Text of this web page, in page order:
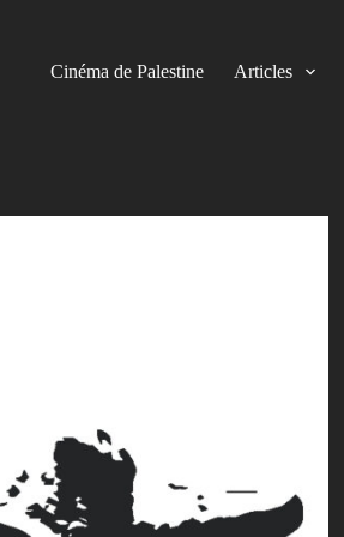
Cinéma de Palestine Articles